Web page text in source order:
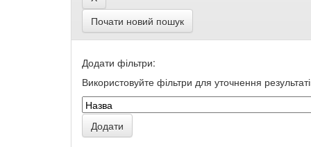
Почати новий пошук
Додати фільтри:
Використовуйте фільтри для уточнення